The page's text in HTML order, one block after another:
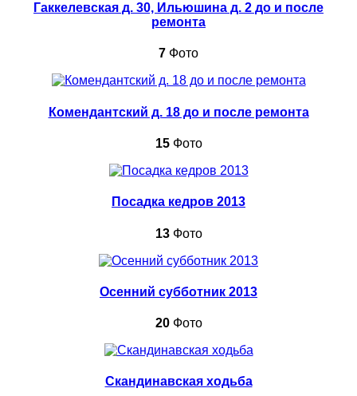
Гаккелевская д. 30, Ильюшина д. 2 до и после
ремонта
7 Фото
Комендантский д. 18 до и после ремонта
15Фото
Посадка кедров 2013
13Фото
Осенний субботник 2013
20Фото
Скандинавская ходьба